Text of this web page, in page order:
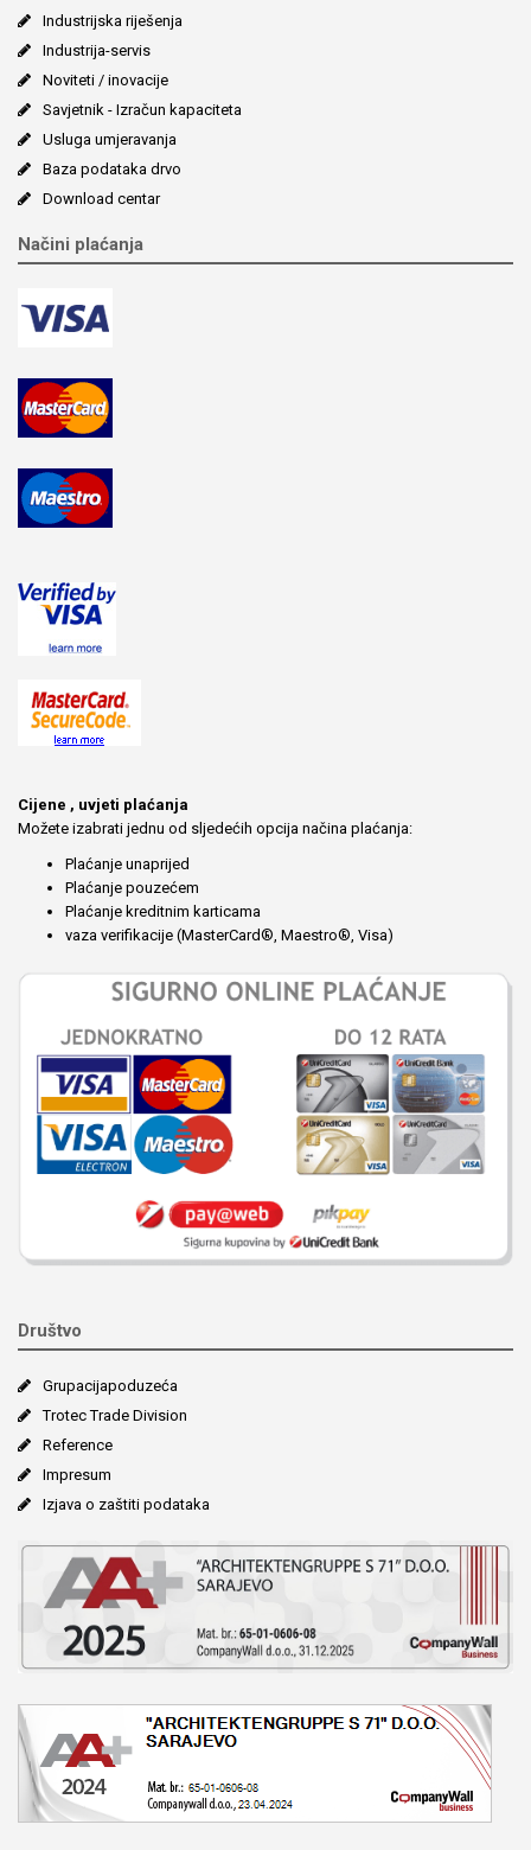
Industrijska riješenja
Industrija-servis
Noviteti / inovacije
Savjetnik - Izračun kapaciteta
Usluga umjeravanja
Baza podataka drvo
Download centar
Načini plaćanja
Cijene , uvjeti plaćanja
Možete izabrati jednu od sljedećih opcija načina plaćanja:
Plaćanje unaprijed
Plaćanje pouzećem
Plaćanje kreditnim karticama
vaza verifikacije (MasterCard®, Maestro®, Visa)
Društvo
Grupacija­poduzeća
Trotec Trade Division
Reference
Impresum
Izjava o zaštiti podataka